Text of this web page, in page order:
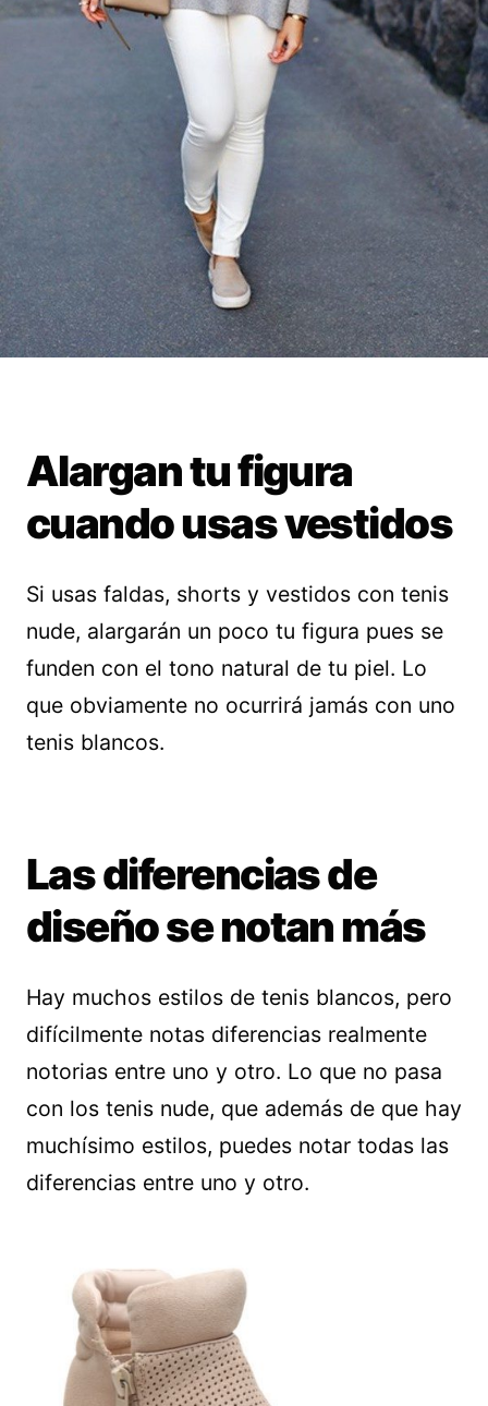
Alargan tu figura
cuando usas vestidos
Si usas faldas, shorts y vestidos con tenis
nude, alargarán un poco tu figura pues se
funden con el tono natural de tu piel. Lo
que obviamente no ocurrirá jamás con uno
tenis blancos.
Las diferencias de
diseño se notan más
Hay muchos estilos de tenis blancos, pero
difícilmente notas diferencias realmente
notorias entre uno y otro. Lo que no pasa
con los tenis nude, que además de que hay
muchísimo estilos, puedes notar todas las
diferencias entre uno y otro.